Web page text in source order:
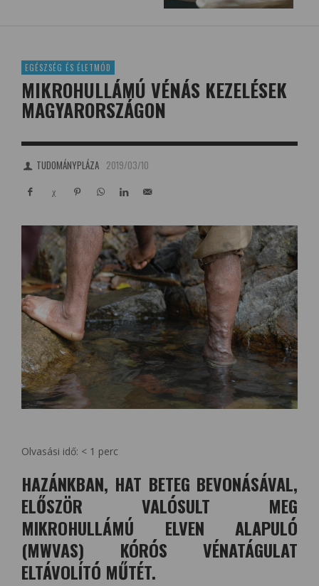
EGÉSZSÉG ÉS ÉLETMÓD
MIKROHULLÁMÚ VÉNÁS KEZELÉSEK
MAGYARORSZÁGON
TUDOMÁNYPLÁZA 2019/03/10
Olvasási idő: < 1 perc
HAZÁNKBAN, HAT BETEG BEVONÁSÁVAL,
ELŐSZÖR VALÓSULT MEG
MIKROHULLÁMÚ ELVEN ALAPULÓ
(MWVAS) KÓRÓS VÉNATÁGULAT
ELTÁVOLÍTÓ MŰTÉT.